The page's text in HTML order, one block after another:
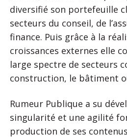
diversifié son portefeuille
secteurs du conseil, de
finance. Puis grâce à la
croissances externes elle
large spectre de secteurs
construction, le bâtiment
Rumeur Publique a su
singularité et une agilité
production de ses